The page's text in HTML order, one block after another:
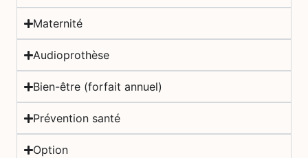
Maternité
Audioprothèse
Bien-être (forfait annuel)
Prévention santé
Option